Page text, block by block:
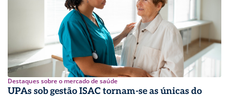
Destaques sobre o mercado de saúde
UPAs sob gestão ISAC tornam-se as únicas do